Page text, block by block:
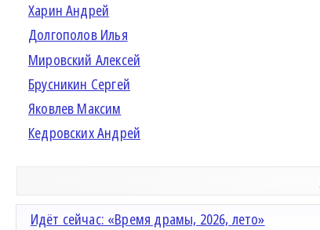
Харин Андрей
Долгополов Илья
Мировский Алексей
Брусникин Сергей
Яковлев Максим
Кедровских Андрей
Идёт сейчас: «Время драмы, 2026, лето»